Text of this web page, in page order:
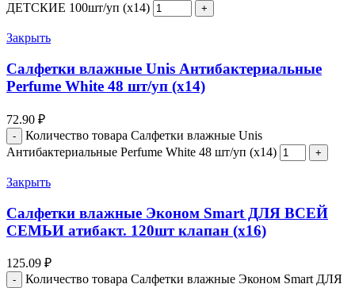
ДЕТСКИЕ 100шт/уп (х14)
Закрыть
Салфетки влажные Unis Антибактериальные
Perfume White 48 шт/уп (х14)
72.90 ₽
Количество товара Салфетки влажные Unis
Антибактериальные Perfume White 48 шт/уп (х14)
Закрыть
Салфетки влажные Эконом Smart ДЛЯ ВСЕЙ
СЕМЬИ атибакт. 120шт клапан (х16)
125.09 ₽
Количество товара Салфетки влажные Эконом Smart ДЛЯ